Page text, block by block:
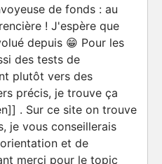
de fonds : au
! J'espère que
depuis 😁 Pour les
des tests de
plutôt vers des
précis, je trouve ça
. Sur ce site on trouve
je vous conseillerais
et de
merci pour le topic